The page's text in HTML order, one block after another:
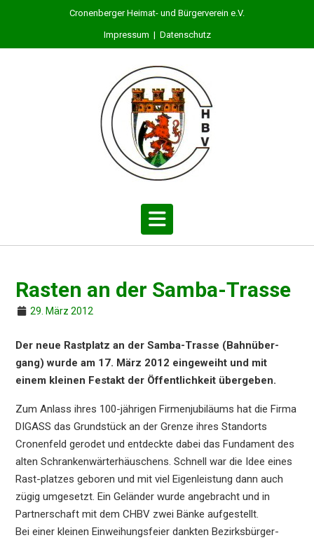
Cronenberger Heimat- und Bürgerverein e.V.
Impressum | Datenschutz
Rasten an der Samba-Trasse
29. März 2012
Der neue Rastplatz an der Samba-Trasse (Bahnüber­
gang) wurde am 17. März 2012 einge­weiht und mit
einem kleinen Festakt der Öffent­lich­keit übergeben.
Zum Anlass ihres 100-jähri­gen Firmen­ju­bi­lä­ums hat die Firma
DIGASS das Grund­stück an der Grenze ihres Stand­orts
Cronen­feld gerodet und entdeck­te dabei das Funda­ment des
alten Schran­ken­wär­ter­häus­chens. Schnell war die Idee eines
Rast-platzes geboren und mit viel Eigen­leis­tung dann auch
zügig umgesetzt. Ein Gelän­der wurde angebracht und in
Partner­schaft mit dem CHBV zwei Bänke aufgestellt.
Bei einer kleinen Einwei­hungs­fei­er dankten Bezirks­bür­ger­